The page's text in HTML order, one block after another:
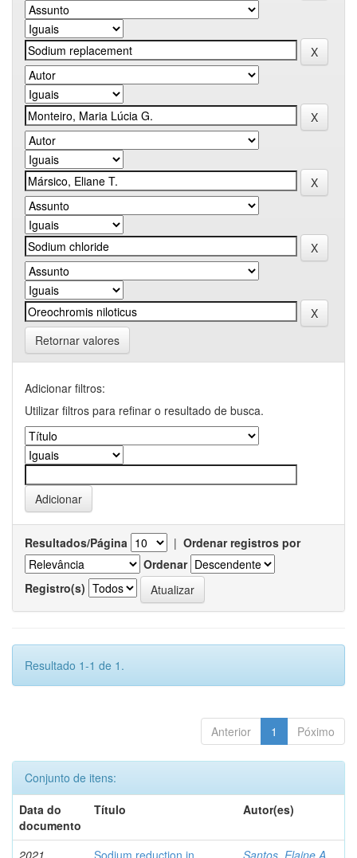
Retornar valores
Adicionar filtros:
Utilizar filtros para refinar o resultado de busca.
Resultados/Página | Ordenar registros por
Ordenar
Registro(s)
Resultado 1-1 de 1.
Anterior 1 Póximo
Conjunto de itens:
Data do
documento
Título Autor(es)